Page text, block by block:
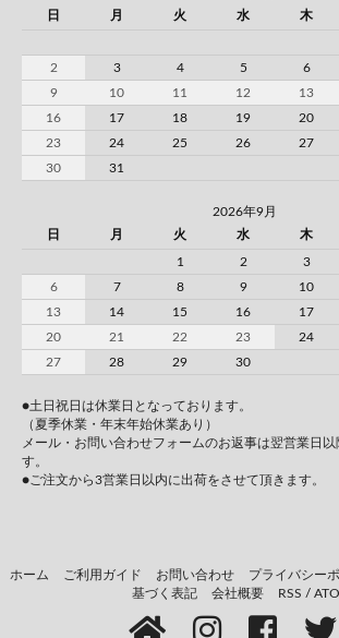
日
月 火 水 木
2
3 4 5 6
9
10 11 12 13
16
17 18 19 20
23
24 25 26 27
30
31
2026年9月
日
月 火 水 木
1 2 3
6
7 8 9 10
13
14 15 16 17
20
21 22 23 24
27
28 29 30
●土日祝日は休業日となっております。
（夏季休業・年末年始休業あり）
メール・お問い合わせフォームのお返事は翌営業日
す。
●ご注文から3営業日以内に出荷をさせて頂きます。
ホーム ご利用ガイド お問い合わせ プライバシー
基づく表記
会社概要 RSS /